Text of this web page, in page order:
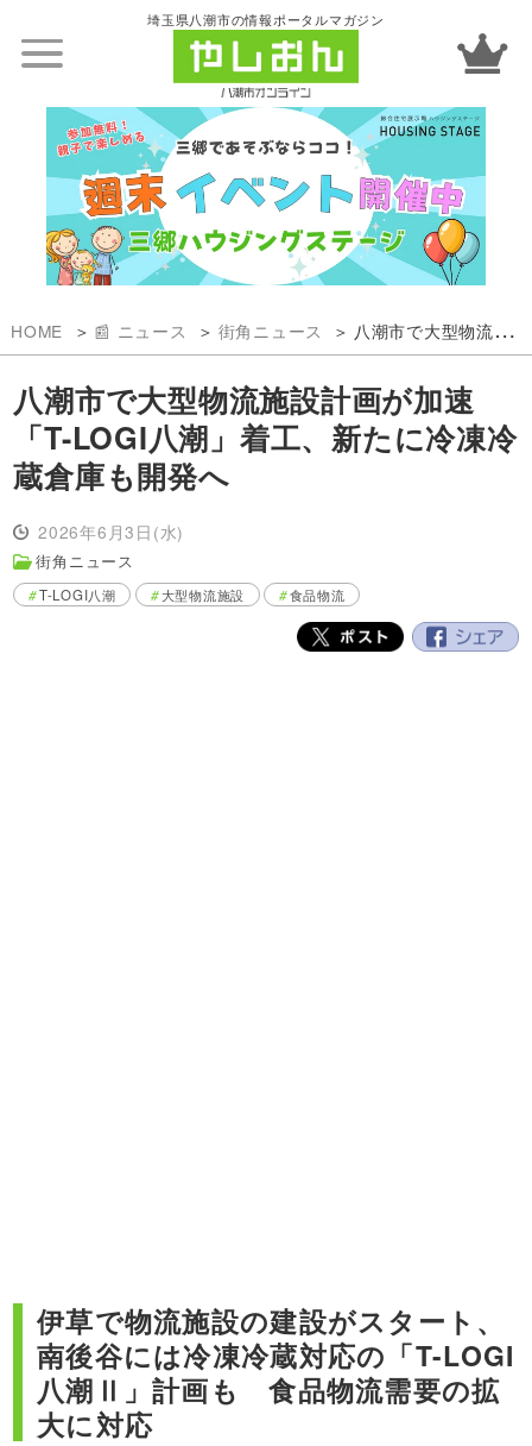
埼玉県八潮市の情報ポータルマガジン
HOME 📰 ニュース 街角ニュース 八潮市で大型物流施設計画が加速 「T-LOGI八潮」着工、新たに冷凍冷蔵倉庫も開発へ
八潮市で大型物流施設計画が加速
「T-LOGI八潮」着工、新たに冷凍冷
蔵倉庫も開発へ
2026年6月3日(水)
街角ニュース
T-LOGI八潮 大型物流施設 食品物流
伊草で物流施設の建設がスタート、
南後谷には冷凍冷蔵対応の「T-LOGI
八潮Ⅱ」計画も 食品物流需要の拡
大に対応